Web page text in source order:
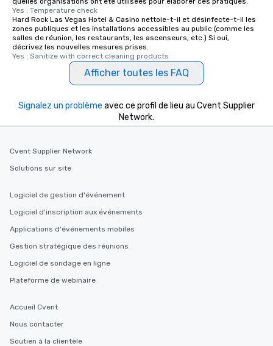
Yes : Temperature check
Hard Rock Las Vegas Hotel & Casino nettoie-t-il et désinfecte-t-il les
zones publiques et les installations accessibles au public (comme les
salles de réunion, les restaurants, les ascenseurs, etc.) Si oui,
décrivez les nouvelles mesures prises.
Yes : Sanitize with correct cleaning products
Afficher toutes les FAQ
Signalez un problème avec ce profil de lieu au Cvent Supplier
Network.
Cvent Supplier Network
Solutions sur site
Logiciel de gestion d'événement
Logiciel d'inscription aux événements
Applications d'événements mobiles
Gestion stratégique des réunions
Logiciel de sondage en ligne
Plateforme de webinaire
Accueil Cvent
Nous contacter
Soutien à la clientèle